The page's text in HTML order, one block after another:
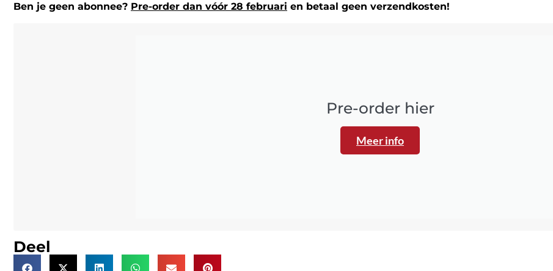
Ben je geen abonnee? Pre-order dan vóór 28 februari en betaal geen verzendkosten!
Pre-order hier
Meer info
Deel